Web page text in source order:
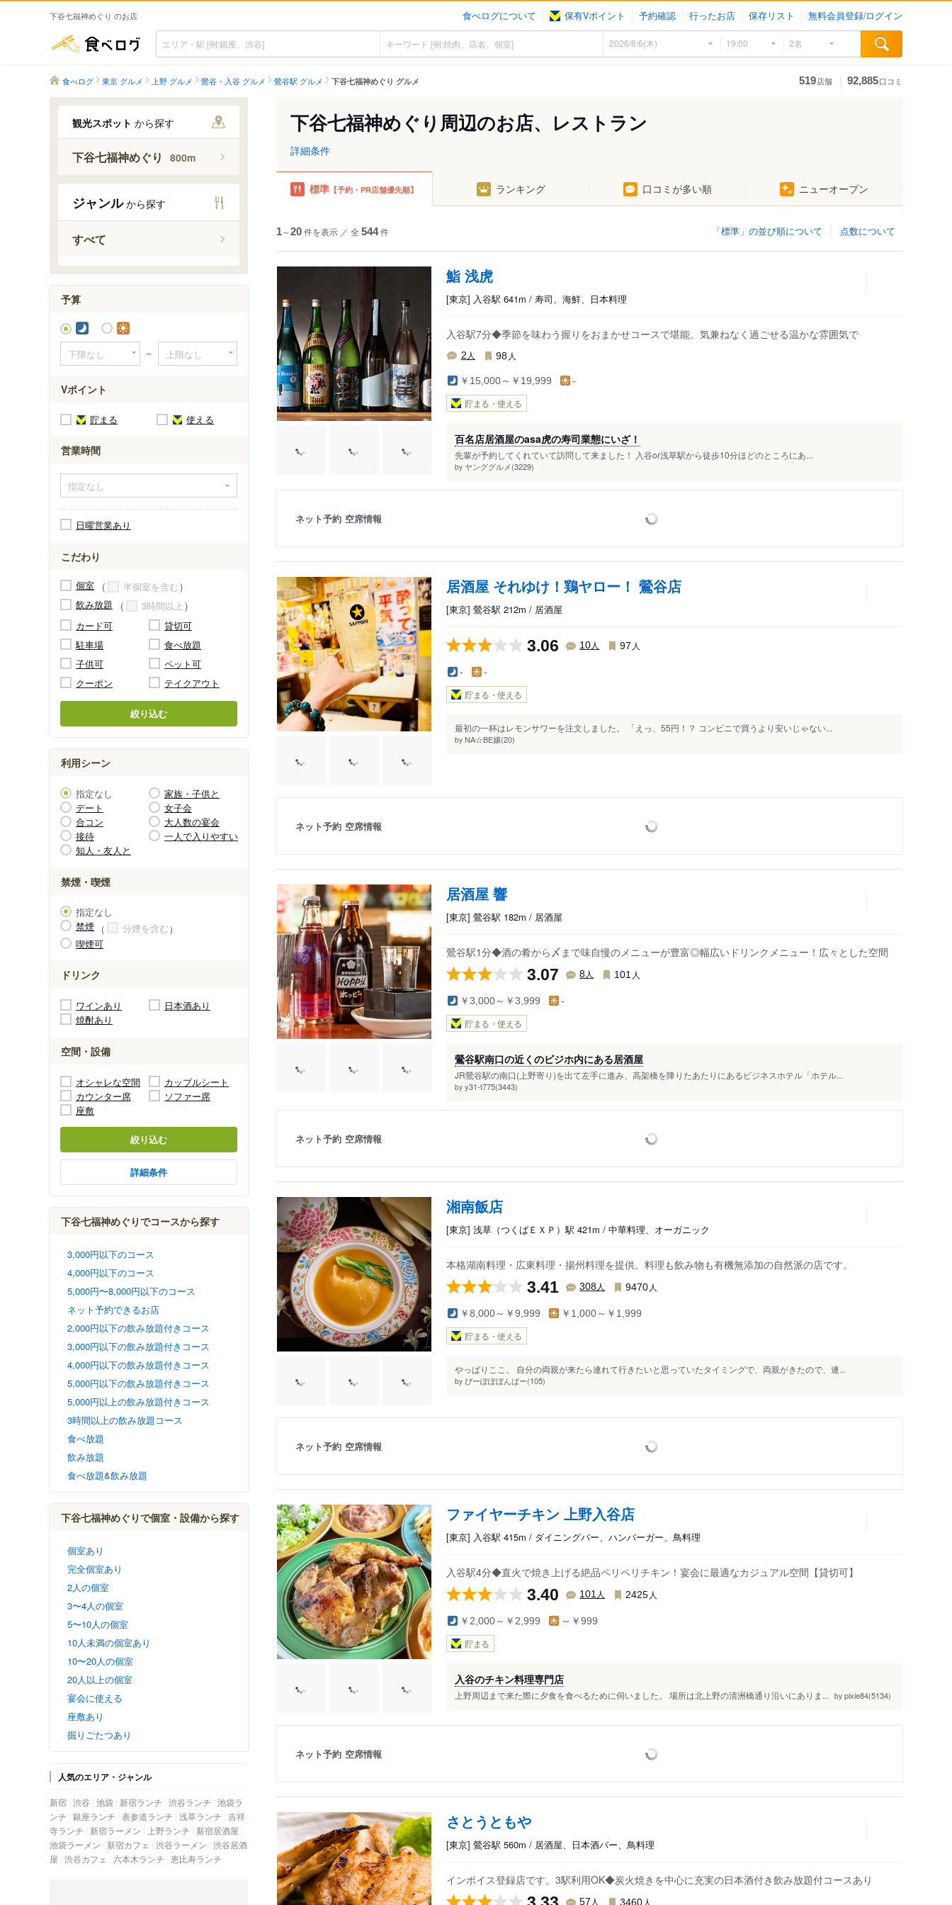
下谷七福神めぐり のお店 食べログについて 保有Vポイント 予約確認 行ったお店 保存リスト 無料会員登録/ログイン
食べログ
食べログ 東京 グルメ 上野 グルメ 鶯谷・入谷 グルメ 鶯谷駅 グルメ 下谷七福神めぐり グルメ 519店舗 92,885口コミ
観光スポット から探す
下谷七福神めぐり 800m
ジャンルから探す
すべて
予算
～
Vポイント
貯まる 使える
営業時間
日曜営業あり
こだわり
個室
半個室を含む
飲み放題
3時間以上
カード可
貸切可
駐車場
食べ放題
子供可
ペット可
クーポン
テイクアウト
絞り込む
利用シーン
指定なし
家族・子供と
デート
女子会
合コン
大人数の宴会
接待
一人で入りやすい
知人・友人と
禁煙・喫煙
指定なし
禁煙
分煙を含む
喫煙可
ドリンク
ワインあり
日本酒あり
焼酎あり
空間・設備
オシャレな空間
カップルシート
カウンター席
ソファー席
座敷
絞り込む
詳細条件
下谷七福神めぐりでコースから探す
3,000円以下のコース
4,000円以下のコース
5,000円〜8,000円以下のコース
ネット予約できるお店
2,000円以下の飲み放題付きコース
3,000円以下の飲み放題付きコース
4,000円以下の飲み放題付きコース
5,000円以下の飲み放題付きコース
5,000円以上の飲み放題付きコース
3時間以上の飲み放題コース
食べ放題
飲み放題
食べ放題&飲み放題
下谷七福神めぐりで個室・設備から探す
個室あり
完全個室あり
2人の個室
3〜4人の個室
5〜10人の個室
10人未満の個室あり
10〜20人の個室
20人以上の個室
宴会に使える
座敷あり
掘りごたつあり
人気のエリア・ジャンル
新宿 渋谷 池袋 新宿ランチ 渋谷ランチ 池袋ラ
ンチ 銀座ランチ 表参道ランチ 浅草ランチ 吉祥
寺ランチ
新宿ラーメン 上野ランチ
新宿居酒屋
池袋ラーメン
新宿カフェ 渋谷ラーメン 渋谷居酒
屋 渋谷カフェ 六本木ランチ 恵比寿ランチ
下谷七福神めぐり周辺のお店、レストラン
詳細条件
標準 【予約・PR店舗優先順】 ランキング 口コミが多い順 ニューオープン
1～20件を表示 ／ 全 544件 点数について
「標準」の並び順について
鮨 浅虎
[東京] 入谷駅 641m / 寿司、海鮮、日本料理
入谷駅7分◆季節を味わう握りをおまかせコースで堪能。気兼ねなく過ごせる温かな雰囲気で
2 人 98 人
￥15,000～￥19,999 -
貯まる・使える
百名店居酒屋のasa虎の寿司業態にいざ！
先輩が予約してくれていて訪問して来ました！ 入谷or浅草駅から徒歩10分ほどのところにあ...
by ヤンググルメ(3229)
ネット予約 空席情報
居酒屋 それゆけ！鶏ヤロー！ 鶯谷店
[東京] 鶯谷駅 212m / 居酒屋
3.06 10人 97 人
- -
貯まる・使える
最初の一杯はレモンサワーを注文しました。 「えっ、55円！？ コンビニで買うより安いじゃない...
by NA☆BE嬢(20)
ネット予約 空席情報
居酒屋 響
[東京] 鶯谷駅 182m / 居酒屋
鶯谷駅1分◆酒の肴から〆まで味自慢のメニューが豊富◎幅広いドリンクメニュー！広々とした空間
3.07 8人 101 人
￥3,000～￥3,999 -
貯まる・使える
鶯谷駅南口の近くのビジホ内にある居酒屋
JR鶯谷駅の南口(上野寄り)を出て左手に進み、高架橋を降りたあたりにあるビジネスホテル「ホテル...
by y31-t775(3443)
ネット予約 空席情報
湘南飯店
[東京] 浅草（つくばＥＸＰ）駅 421m / 中華料理、オーガニック
本格湖南料理・広東料理・揚州料理を提供。料理も飲み物も有機無添加の自然派の店です。
3.41 308人 9470 人
￥8,000～￥9,999 ￥1,000～￥1,999
貯まる・使える
やっぱりここ。 自分の両親が来たら連れて行きたいと思っていたタイミングで、両親がきたので、連...
by ぴーぽぽぼんばー(105)
ネット予約 空席情報
ファイヤーチキン 上野入谷店
[東京] 入谷駅 415m / ダイニングバー、ハンバーガー、鳥料理
入谷駅4分◆直火で焼き上げる絶品ペリペリチキン！宴会に最適なカジュアル空間【貸切可】
3.40 101人 2425 人
￥2,000～￥2,999 ～￥999
貯まる
入谷のチキン料理専門店
上野周辺まで来た際に夕食を食べるために伺いました。 場所は北上野の清洲橋通り沿いにありま... by pixie84(5134)
ネット予約 空席情報
さとうともや
[東京] 鶯谷駅 560m / 居酒屋、日本酒バー、鳥料理
インボイス登録店です。3駅利用OK◆炭火焼きを中心に充実の日本酒付き飲み放題付コースあり
57 人 3460 人